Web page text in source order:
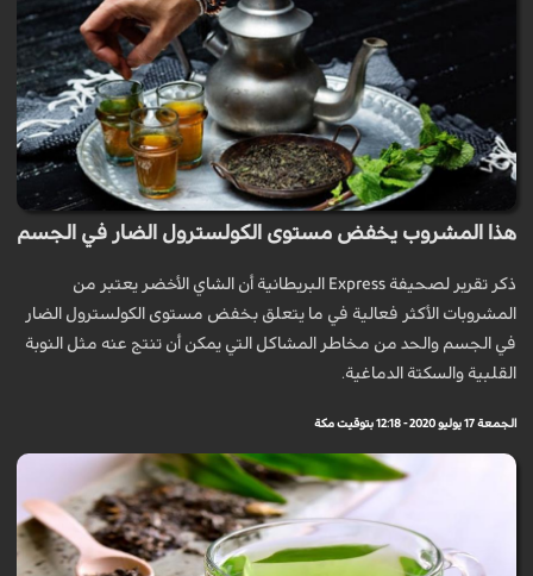
هذا المشروب يخفض مستوى الكولسترول الضار في الجسم
ذكر تقرير لصحيفة Express البريطانية أن الشاي الأخضر يعتبر من
المشروبات الأكثر فعالية في ما يتعلق بخفض مستوى الكولسترول الضار
في الجسم والحد من مخاطر المشاكل التي يمكن أن تنتج عنه مثل النوبة
القلبية والسكتة الدماغية.
الجمعة 17 يوليو 2020 - 12:18 بتوقيت مكة